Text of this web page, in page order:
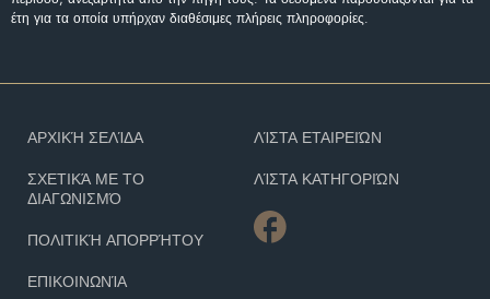
έτη για τα οποία υπήρχαν διαθέσιμες πλήρεις πληροφορίες.
ΑΡΧΙΚΉ ΣΕΛΊΔΑ
ΣΧΕΤΙΚΆ ΜΕ ΤΟ
ΔΙΑΓΩΝΙΣΜΌ
ΠΟΛΙΤΙΚΉ ΑΠΟΡΡΉΤΟΥ
ΕΠΙΚΟΙΝΩΝΊΑ
ΛΊΣΤΑ ΕΤΑΙΡΕΙΏΝ
ΛΊΣΤΑ ΚΑΤΗΓΟΡΙΏΝ